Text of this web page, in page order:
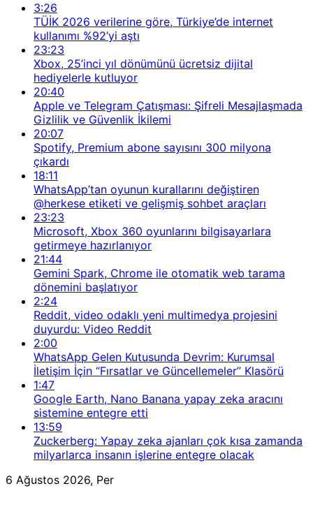
3:26
TÜİK 2026 verilerine göre, Türkiye’de internet
kullanımı %92’yi aştı
23:23
Xbox, 25’inci yıl dönümünü ücretsiz dijital
hediyelerle kutluyor
20:40
Apple ve Telegram Çatışması: Şifreli Mesajlaşmada
Gizlilik ve Güvenlik İkilemi
20:07
Spotify, Premium abone sayısını 300 milyona
çıkardı
18:11
WhatsApp’tan oyunun kurallarını değiştiren
@herkese etiketi ve gelişmiş sohbet araçları
23:23
Microsoft, Xbox 360 oyunlarını bilgisayarlara
getirmeye hazırlanıyor
21:44
Gemini Spark, Chrome ile otomatik web tarama
dönemini başlatıyor
2:24
Reddit, video odaklı yeni multimedya projesini
duyurdu: Video Reddit
2:00
WhatsApp Gelen Kutusunda Devrim: Kurumsal
İletişim İçin “Fırsatlar ve Güncellemeler” Klasörü
1:47
Google Earth, Nano Banana yapay zeka aracını
sistemine entegre etti
13:59
Zuckerberg: Yapay zeka ajanları çok kısa zamanda
milyarlarca insanın işlerine entegre olacak
6 Ağustos 2026, Per